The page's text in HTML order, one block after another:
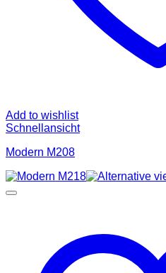
Add to wishlist
Schnellansicht
Modern M208